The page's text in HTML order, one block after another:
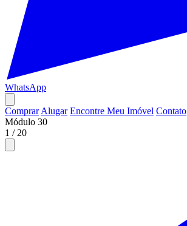
WhatsApp
Comprar Alugar Encontre Meu Imóvel Contato
Módulo 30
1 / 20